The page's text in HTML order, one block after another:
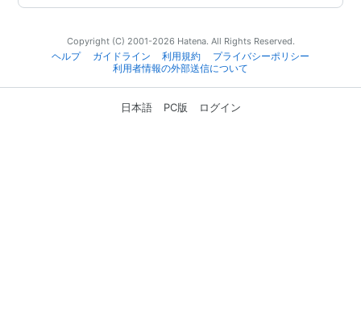
Copyright (C) 2001-2026 Hatena. All Rights Reserved.
ヘルプ
ガイドライン 利用規約
プライバシーポリシー
利用者情報の外部送信について
日本語 PC版 ログイン